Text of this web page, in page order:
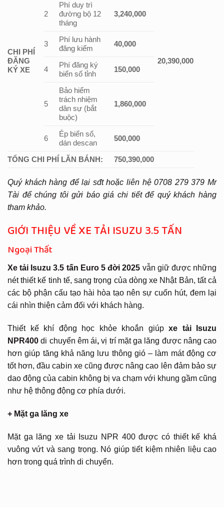
CHI PHÍ
ĐĂNG
KÝ XE
20,390,000
2
Phí duy trì
đường bộ 12
tháng
3,240,000
3
Phí lưu hành
đăng kiểm
40,000
4
Phí đăng ký
biển số tỉnh
150,000
5
Bảo hiểm
trách nhiệm
dân sự (bắt
buộc)
1,860,000
6
Ép biển số,
dán descan
500,000
TỔNG CHI PHÍ LĂN BÁNH: 750,390,000
Quý khách hàng để lại sđt hoặc liên hệ 0708 279 379 Mr
Tài để chúng tôi gửi báo giá chi tiết để quý khách hàng
tham khảo.
GIỚI THIỆU VỀ XE TẢI ISUZU 3.5 TẤN
Ngoại Thất
Xe tải Isuzu 3.5 tấn Euro 5 đời 2025 vẫn giữ được những
nét thiết kế tinh tế, sang trọng của dòng xe Nhật Bản, tất cả
các bộ phận cấu tạo hài hòa tạo nên sự cuốn hút, đem lại
cái nhìn thiện cảm đối với khách hàng.
Thiết kế khí động học khỏe khoắn giúp xe tải Isuzu
NPR400di chuyển êm ái, vị trí mặt ga lăng được nâng cao
hơn giúp tăng khả năng lưu thông gió – làm mát động cơ
tốt hơn, đầu cabin xe cũng được nâng cao lên đảm bảo sự
dao động của cabin không bị va chạm với khung gầm cũng
như hệ thông động cơ phía dưới.
+ Mặt ga lăng xe
Mặt ga lăng xe tải Isuzu NPR 400 được có thiết kế khá
vuông vứt và sang trọng. Nó giúp tiết kiệm nhiên liệu cao
hơn trong quá trình di chuyển.